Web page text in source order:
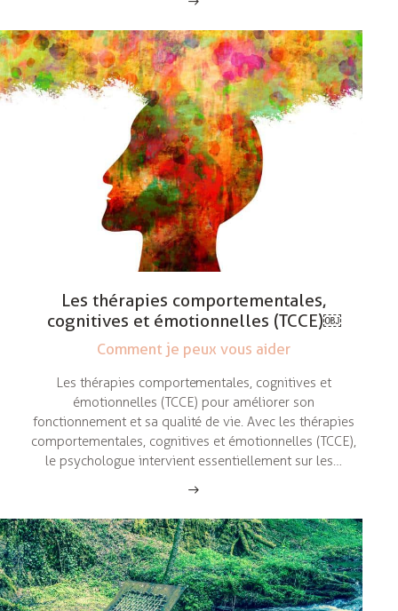
Les thérapies comportementales,
cognitives et émotionnelles (TCCE)￼
Comment je peux vous aider
Les thérapies comportementales, cognitives et
émotionnelles (TCCE) pour améliorer son
fonctionnement et sa qualité de vie. Avec les thérapies
comportementales, cognitives et émotionnelles (TCCE),
le psychologue intervient essentiellement sur les…